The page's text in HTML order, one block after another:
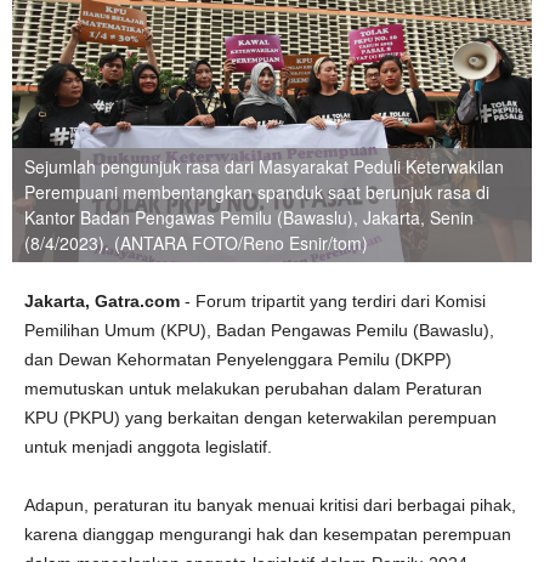
Sejumlah pengunjuk rasa dari Masyarakat Peduli Keterwakilan
Perempuani membentangkan spanduk saat berunjuk rasa di
Kantor Badan Pengawas Pemilu (Bawaslu), Jakarta, Senin
(8/4/2023). (ANTARA FOTO/Reno Esnir/tom)
Jakarta, Gatra.com - Forum tripartit yang terdiri dari Komisi
Pemilihan Umum (KPU), Badan Pengawas Pemilu (Bawaslu),
dan Dewan Kehormatan Penyelenggara Pemilu (DKPP)
memutuskan untuk melakukan perubahan dalam Peraturan
KPU (PKPU) yang berkaitan dengan keterwakilan perempuan
untuk menjadi anggota legislatif.
Adapun, peraturan itu banyak menuai kritisi dari berbagai pihak,
karena dianggap mengurangi hak dan kesempatan perempuan